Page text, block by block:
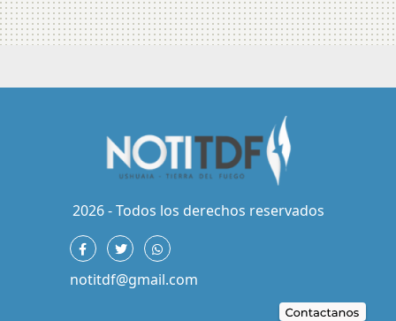
2026 - Todos los derechos reservados
notitdf@gmail.com